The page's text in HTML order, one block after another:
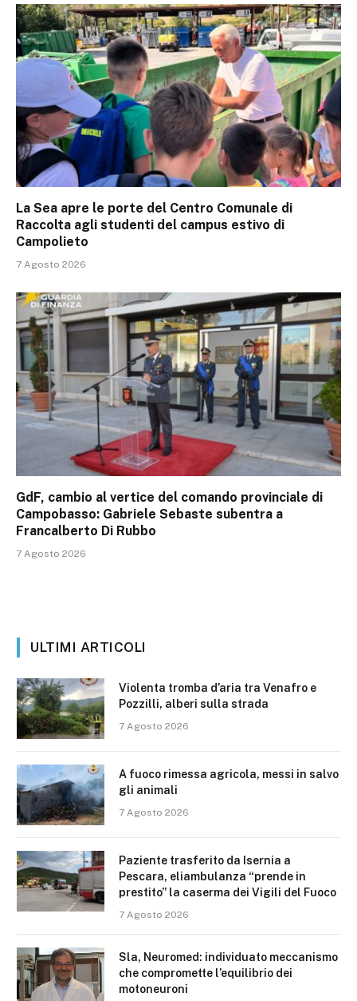
La Sea apre le porte del Centro Comunale di
Raccolta agli studenti del campus estivo di
Campolieto
7 Agosto 2026
GdF, cambio al vertice del comando provinciale di
Campobasso: Gabriele Sebaste subentra a
Francalberto Di Rubbo
7 Agosto 2026
ULTIMI ARTICOLI
Violenta tromba d’aria tra Venafro e
Pozzilli, alberi sulla strada
7 Agosto 2026
A fuoco rimessa agricola, messi in salvo
gli animali
7 Agosto 2026
Paziente trasferito da Isernia a
Pescara, eliambulanza “prende in
prestito” la caserma dei Vigili del Fuoco
7 Agosto 2026
Sla, Neuromed: individuato meccanismo
che compromette l’equilibrio dei
motoneuroni